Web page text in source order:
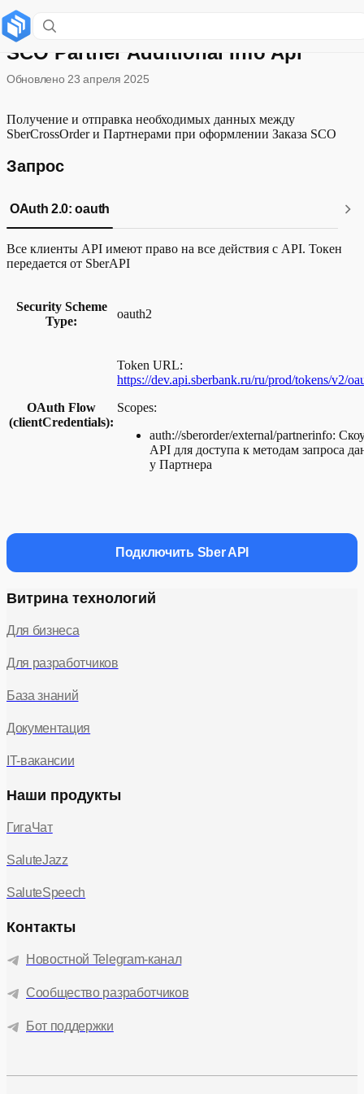
Version: 1.1.0
SCO Partner Additional Info Api
Обновлено 23 апреля 2025
Получение и отправка необходимых данных между
SberCrossOrder и Партнерами при оформлении Заказа SCO
Запрос
OAuth 2.0: oauth
Все клиенты API имеют право на все действия с API. Токен
передается от SberAPI
Security Scheme
Type:
oauth2
OAuth Flow
(clientCredentials):
Token URL:
https://dev.api.sberbank.ru/ru/prod/tokens/v2/
Scopes:
auth://sberorder/external/partnerinfo:
API для доступа к методам запроса
у Партнера
Подключить Sber API
Витрина технологий
Для бизнеса
Для разработчиков
База знаний
Документация
IT-вакансии
Наши продукты
ГигаЧат
SaluteJazz
SaluteSpeech
Контакты
Новостной Telegram-канал
Сообщество разработчиков
Бот поддержки